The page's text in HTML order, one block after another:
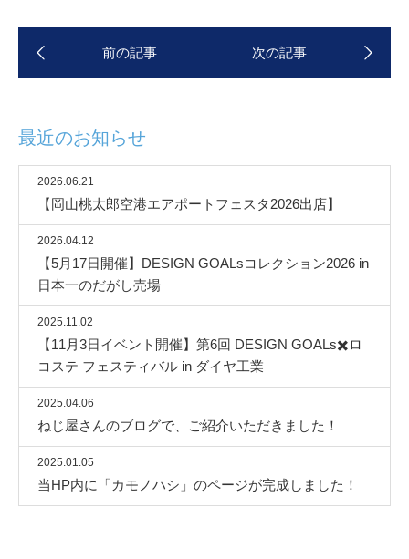
最近のお知らせ
2026.06.21
【岡山桃太郎空港エアポートフェスタ2026出店】
2026.04.12
【5月17日開催】DESIGN GOALsコレクション2026 in
日本一のだがし売場
2025.11.02
【11月3日イベント開催】第6回 DESIGN GOALs✖️ロ
コステ フェスティバル in ダイヤ工業
2025.04.06
ねじ屋さんのブログで、ご紹介いただきました！
2025.01.05
当HP内に「カモノハシ」のページが完成しました！